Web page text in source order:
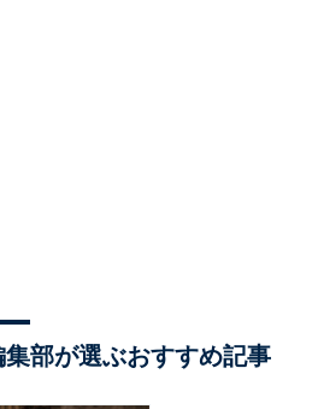
集部が選ぶおすすめ記事